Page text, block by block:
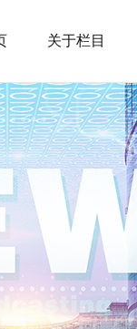
关于栏目